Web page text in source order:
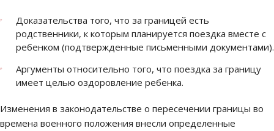
Доказательства того, что за границей есть
родственники, к которым планируется поездка вместе с
ребенком (подтвержденные письменными документами).
Аргументы относительно того, что поездка за границу
имеет целью оздоровление ребенка.
Изменения в законодательстве о пересечении границы во
времена военного положения внесли определенные